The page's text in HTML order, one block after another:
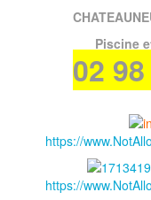
Piscine
02
https://
https://